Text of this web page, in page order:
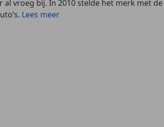
vroeg bij. In 2010 stelde het merk met de
Lees meer